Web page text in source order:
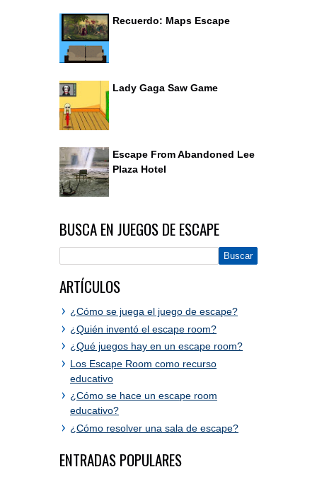
Recuerdo: Maps Escape
Lady Gaga Saw Game
Escape From Abandoned Lee
Plaza Hotel
BUSCA EN JUEGOS DE ESCAPE
ARTÍCULOS
¿Cómo se juega el juego de escape?
¿Quién inventó el escape room?
¿Qué juegos hay en un escape room?
Los Escape Room como recurso
educativo
¿Cómo se hace un escape room
educativo?
¿Cómo resolver una sala de escape?
ENTRADAS POPULARES